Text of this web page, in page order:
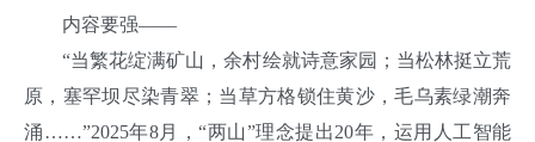
内容要强——
“当繁花绽满矿山，余村绘就诗意家园；当松林挺立荒
原，塞罕坝尽染青翠；当草方格锁住黄沙，毛乌素绿潮奔
涌……”2025年8月，“两山”理念提出20年，运用人工智能